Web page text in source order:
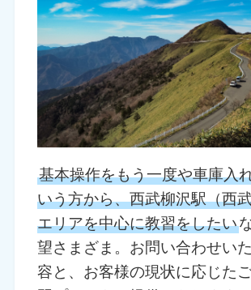
基本操作をもう一度や車庫入
いう方から、西武柳沢駅（西
エリアを中心に教習をしたい
望さまざま。お問い合わせい
容と、お客様の現状に応じた